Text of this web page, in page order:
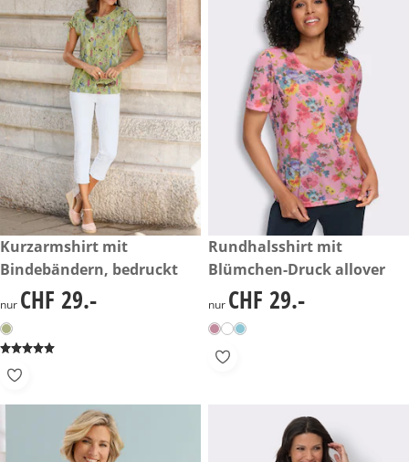
CHF 29.-
Kurzarmshirt mit
Bindebändern, bedruckt
CHF 29.-
nur CHF 29.-
CHF 29.-
Rundhalsshirt mit
Blümchen-Druck allover
CHF 29.-
nur CHF 29.-